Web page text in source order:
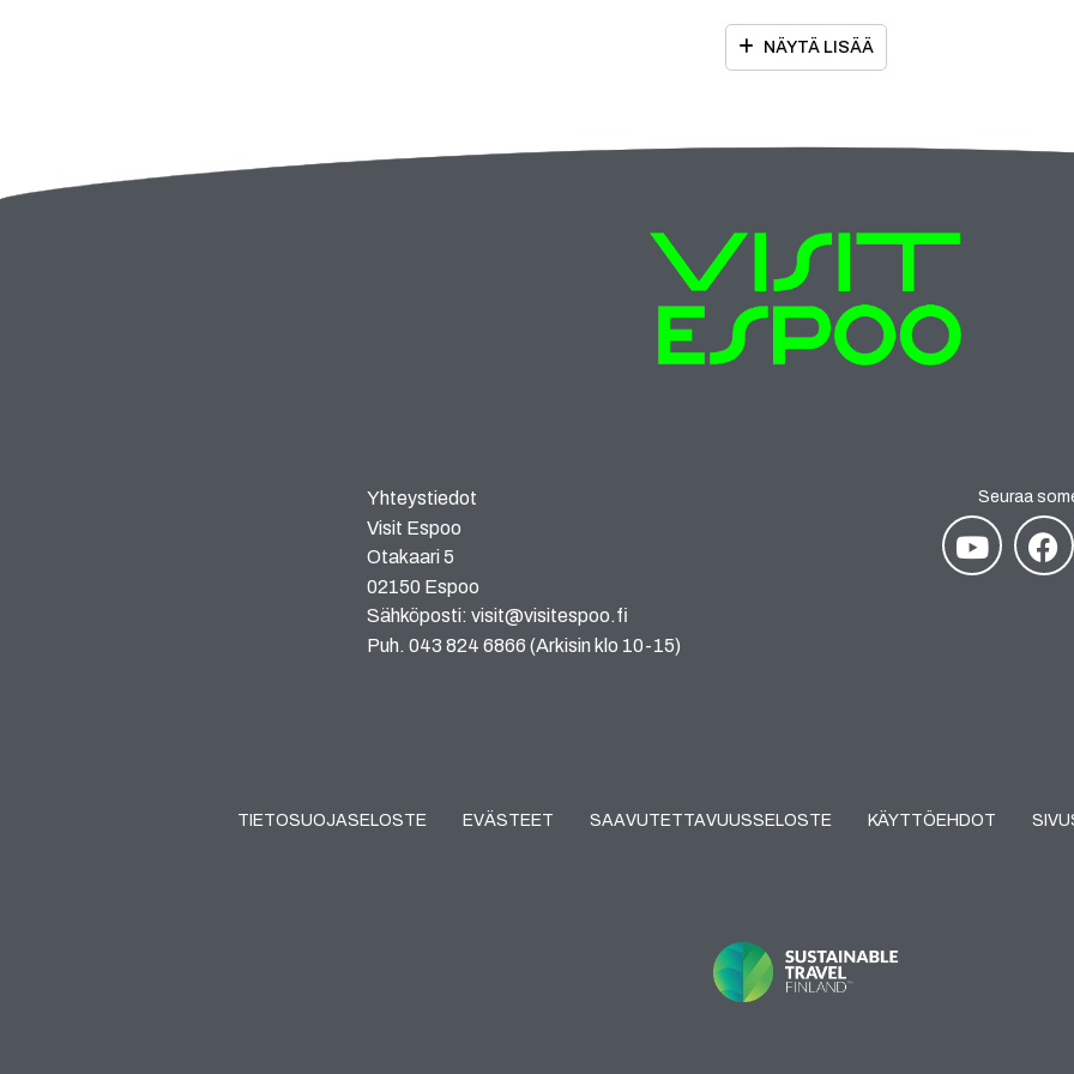
NÄYTÄ LISÄÄ
Yhteystiedot
Visit Espoo
Otakaari 5
02150 Espoo
Sähköposti: visit@visitespoo.fi
Puh. 043 824 6866 (Arkisin klo 10-15)
Seuraa
TIETOSUOJASELOSTE EVÄSTEET SAAVUTETTAVUUSSELOSTE KÄYTTÖEHDOT